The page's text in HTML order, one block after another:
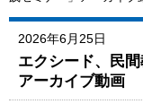
2026年6月25日
エクシード、民
アーカイブ動画